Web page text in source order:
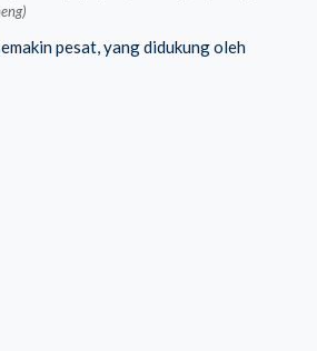
pesat, yang didukung oleh